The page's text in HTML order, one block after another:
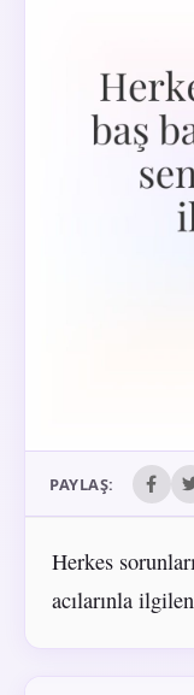
PAYLAŞ:
Herkes
acılarınla